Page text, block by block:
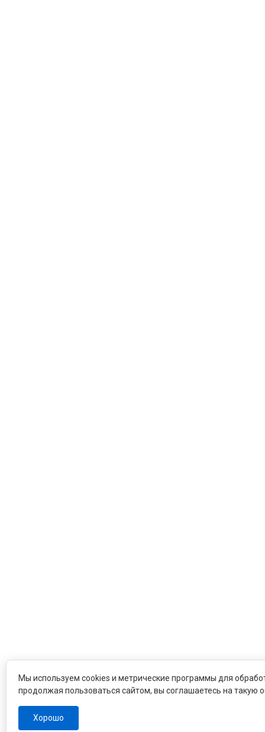
Мы используем cookies и метрические программы для
продолжая пользоваться сайтом, вы соглашаетесь на такую
Хорошо